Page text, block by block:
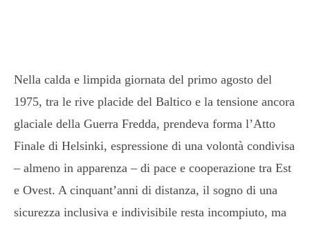
Nella calda e limpida giornata del primo agosto del
1975, tra le rive placide del Baltico e la tensione ancora
glaciale della Guerra Fredda, prendeva forma l’Atto
Finale di Helsinki, espressione di una volontà condivisa
– almeno in apparenza – di pace e cooperazione tra Est
e Ovest. A cinquant’anni di distanza, il sogno di una
sicurezza inclusiva e indivisibile resta incompiuto, ma